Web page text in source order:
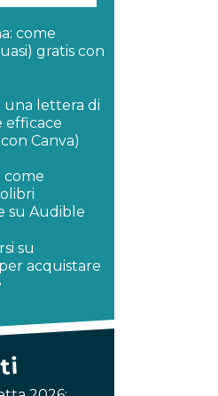
come
gratis con
una lettera di
efficace
Canva)
come
su Audible
su
acquistare